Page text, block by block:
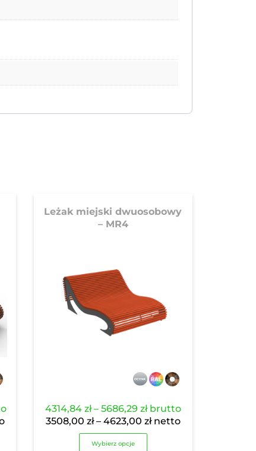
Leżak miejski dwuosobowy
– MR4
4314,84 zł – 5686,29 złZakres
cen:
od
brutto
3508,00 zł – 4623,00 złZakres
netto
Wybierz opcje